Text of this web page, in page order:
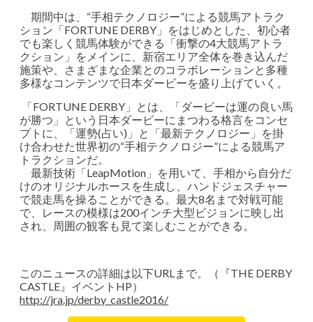
期間中は、“手相テクノロジー”による競馬アトラク
ション「FORTUNE DERBY」をはじめとした、初心者
でも楽しく競馬体験ができる「衝撃の4大競馬アトラ
クション」をメインに、新宿エリア全体を巻き込んだ
施策や、さまざまな企業とのコラボレーションと多種
多様なコンテンツで日本ダービーを盛り上げていく。
「FORTUNE DERBY」とは、「ダービーは運の良い馬
が勝つ」という日本ダービーにまつわる格言をコンセ
プトに、「運勢(占い)」と「最新テクノロジー」を掛
け合わせた世界初の“手相テクノロジー”による競馬ア
トラクションだ。
最新技術「LeapMotion」を用いて、手相から自分だ
けのオリジナルホースを生成し、ハンドジェスチャー
で競走馬を操ることができる。最大8名まで対戦可能
で、レースの模様は200インチ大型ビジョンに映し出
され、周囲の観客も見て楽しむことができる。
このニュースの詳細は以下URLまで。（『THE DERBY
CASTLE』イベントHP）
http://jra.jp/derby_castle2016/